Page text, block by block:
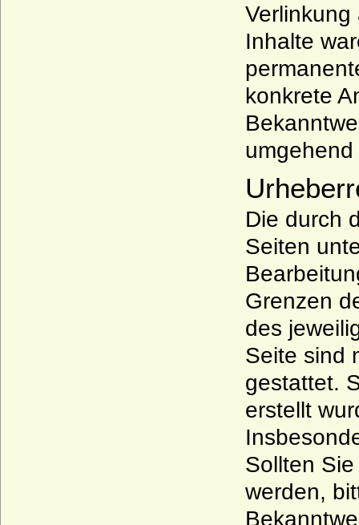
Inhalte
konkrete
Die durch
Seiten
Grenzen
des
Seite sind
gestattet.
erstellt
Sollten
werden,